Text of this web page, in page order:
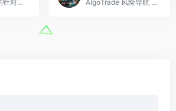
OpenArt推出的针对Stable Diffusion指令的手册 AlgoTrade 风险导航 - 您的算法交易指南。??? 制定策略、实施控制并在动态市场中蓬勃发展。??